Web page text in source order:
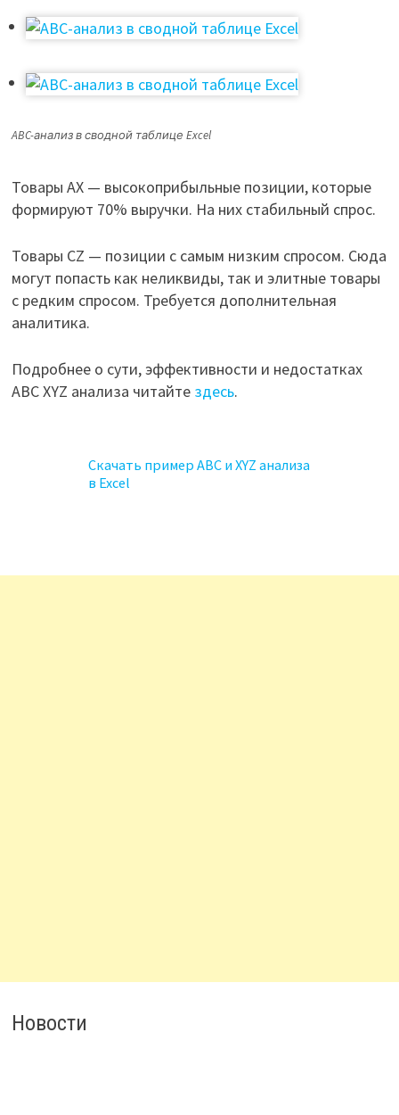
ABC-анализ в сводной таблице Excel
Товары AX — высокоприбыльные позиции, которые
формируют 70% выручки. На них стабильный спрос.
Товары CZ — позиции с самым низким спросом. Сюда
могут попасть как неликвиды, так и элитные товары
с редким спросом. Требуется дополнительная
аналитика.
Подробнее о сути, эффективности и недостатках
ABC XYZ анализа читайте здесь.
Скачать пример ABC и XYZ анализа
в Excel
Новости